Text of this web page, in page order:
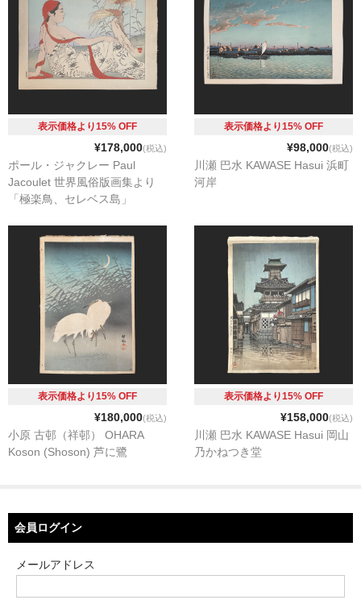
表示価格より15% OFF
¥178,000(税込)
ポール・ジャクレー Paul
Jacoulet 世界風俗版画集より
「極楽鳥、セレベス島」
表示価格より15% OFF
¥98,000(税込)
川瀬 巴水 KAWASE Hasui 浜町
河岸
表示価格より15% OFF
¥180,000(税込)
小原 古邨（祥邨） OHARA
Koson (Shoson) 芦に鷺
表示価格より15% OFF
¥158,000(税込)
川瀬 巴水 KAWASE Hasui 岡山
乃かねつき堂
会員ログイン
メールアドレス